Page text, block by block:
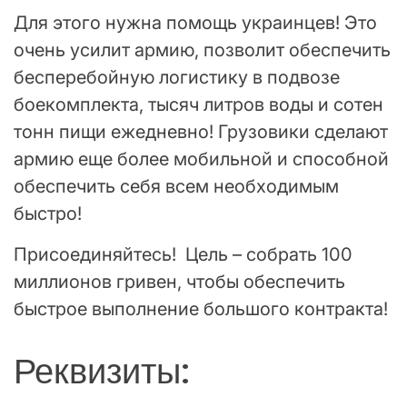
Для этого нужна помощь украинцев! Это
очень усилит армию, позволит обеспечить
бесперебойную логистику в подвозе
боекомплекта, тысяч литров воды и сотен
тонн пищи ежедневно! Грузовики сделают
армию еще более мобильной и способной
обеспечить себя всем необходимым
быстро!
Присоединяйтесь! Цель – собрать 100
миллионов гривен, чтобы обеспечить
быстрое выполнение большого контракта!
Реквизиты: